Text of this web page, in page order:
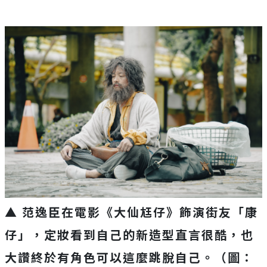
▲ 范逸臣在電影《大仙尪仔》飾演街友「康
仔」，定妝看到自己的新造型直言很酷，也
大讚終於有角色可以這麼跳脫自己。（圖：